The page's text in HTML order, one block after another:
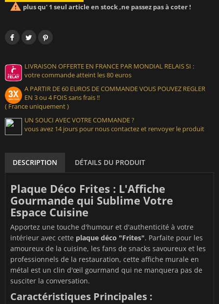
 plus qu' 1 seul article en stock ,ne passez pas à coter !
LIVRAISON OFFERTE EN FRANCE PAR MONDIAL RELAIS SI :
votre commande atteint les 80 euros
A PARTIR DE 60 EUROS DE COMMANDE VOUS POUVEZ REGLER
EN 3 ou 4 FOIS sans frais !!
( France uniquement )
UN SOUCI AVEC VOTRE COMMANDE ?
vous avez 14 jours pour nous contactez et renvoyer le produit
DESCRIPTION DÉTAILS DU PRODUIT
Plaque Déco Frites : L'Affiche
Gourmande qui Sublime Votre
Espace Cuisine
Apportez une touche d'humour et d'authenticité à votre
intérieur avec cette plaque déco "Frites". Parfaite pour les
amoureux de la cuisine, les fans de snacks savoureux et les
professionnels de la restauration, cette affiche murale en
métal est un clin d'œil gourmand qui ne manquera pas de
susciter la conversation.
Caractéristiques Principales :